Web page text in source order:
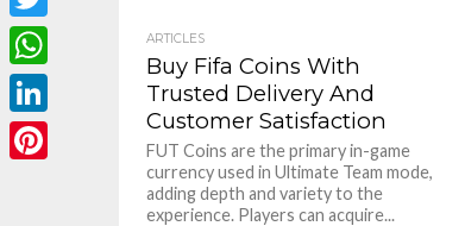
ARTICLES
Buy Fifa Coins With
Trusted Delivery And
Customer Satisfaction
FUT Coins are the primary in-game
currency used in Ultimate Team mode,
adding depth and variety to the
experience. Players can acquire...
Twitter
WhatsApp
LinkedIn